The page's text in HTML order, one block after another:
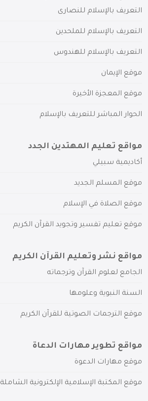
التعريف بالإسلام للنصارى
التعريف بالإسلام للملحدين
التعريف بالإسلام للهندوس
موقع الإيمان
موقع المعجزة الأخيرة
الحوار المباشر للتعريف بالإسلام
مواقع تعليم المهتدين الجدد
أكاديمية سبيلي
موقع المسلم الجديد
موقع الصلاة في الإسلام
موقع تعليم تفسير وتجويد القرآن الكريم
مواقع نشر وتعليم القرآن الكريم
الجامع لعلوم القرآن وترجماته
السنة النبوية وعلومها
موقع الترجمات الصوتية للقرآن الكريم
مواقع تطوير مهارات الدعاة
موقع مهارات الدعوة
موقع المكتبة الإسلامية الإلكترونية الشاملة